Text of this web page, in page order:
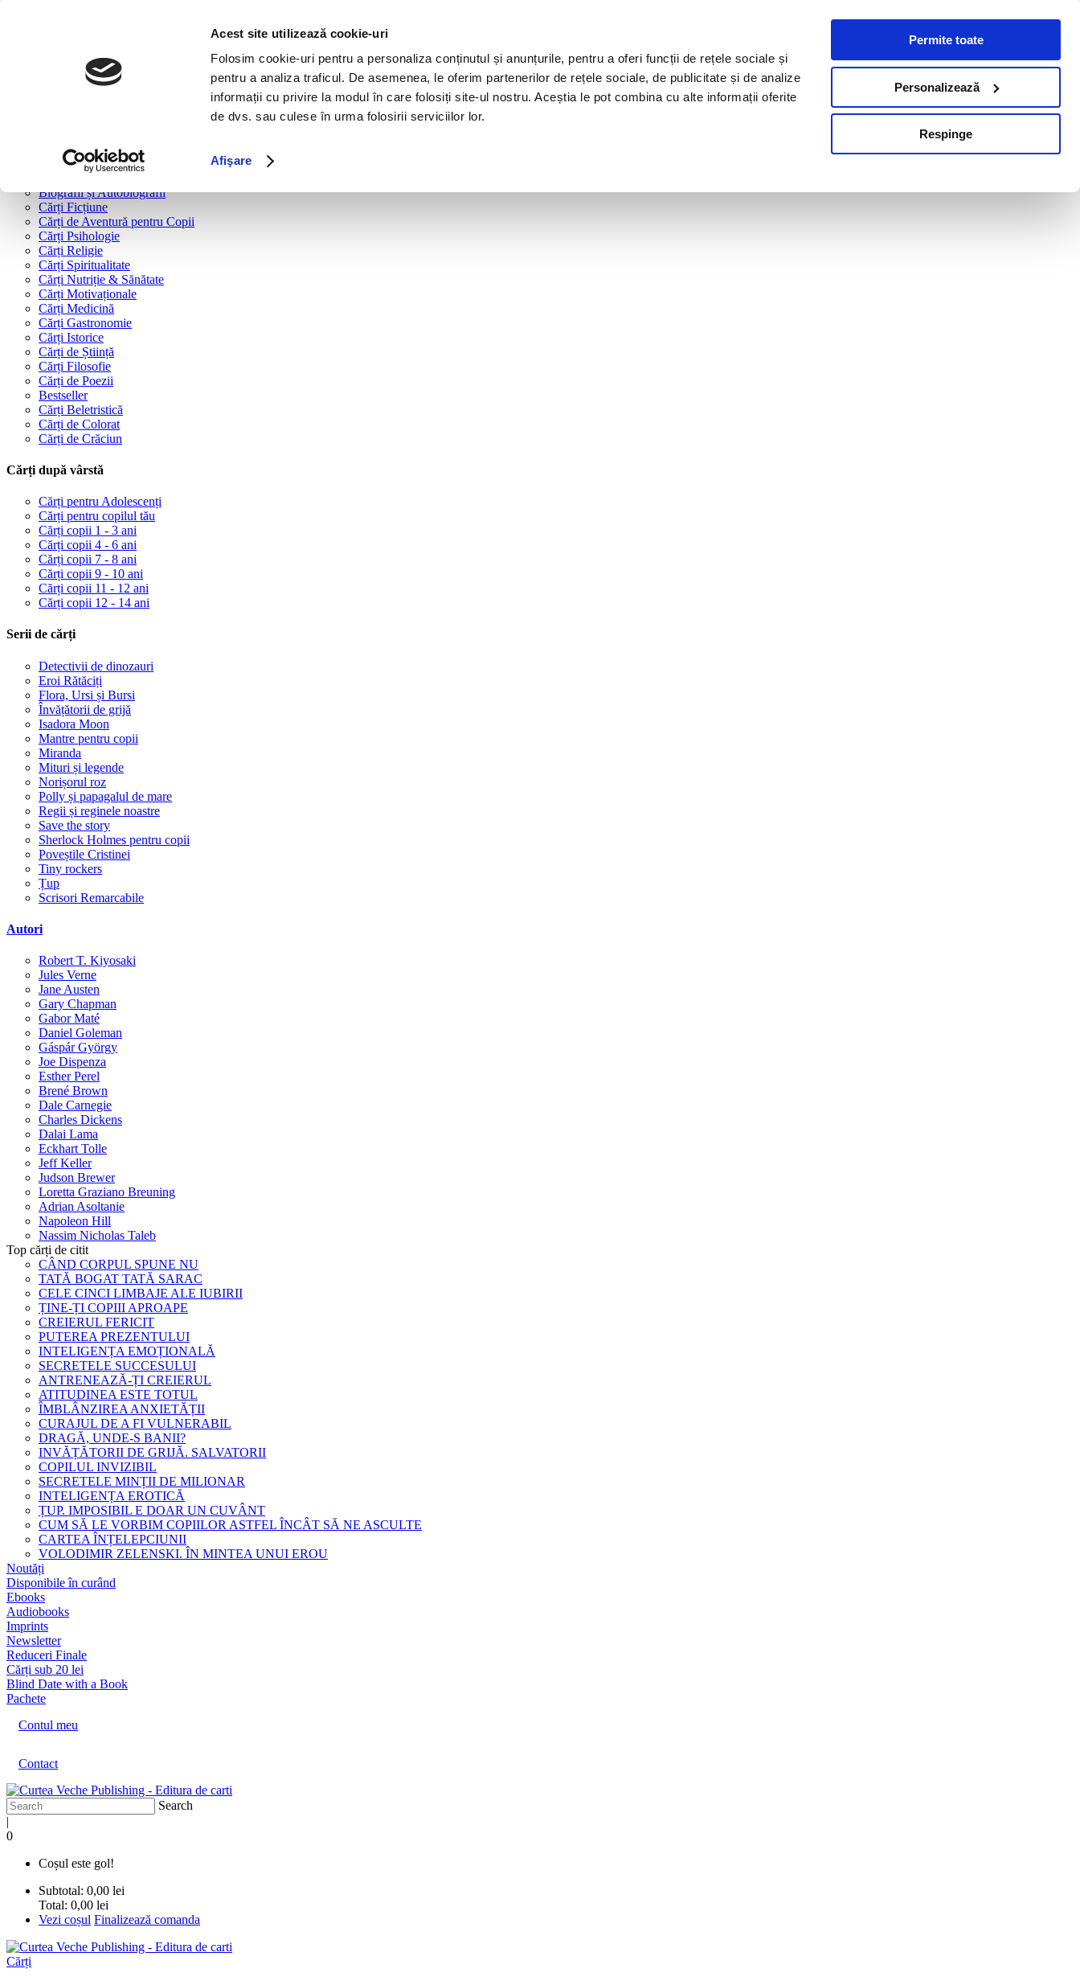
Acest site utilizează cookie-uri
Folosim cookie-uri pentru a personaliza conținutul și anunțurile, pentru a oferi funcții de rețele sociale și
pentru a analiza traficul. De asemenea, le oferim partenerilor de rețele sociale, de publicitate și de analize
informații cu privire la modul în care folosiți site-ul nostru. Aceștia le pot combina cu alte informații oferite
de dvs. sau culese în urma folosirii serviciilor lor.
Afişare
Permite toate
Personalizează
Respinge
Cărți după tipologie
Cărți Dezvoltare Personală
Cărți Familie & Cuplu
Biografii și Autobiografii
Cărți Ficțiune
Cărți de Aventură pentru Copii
Cărți Psihologie
Cărți Religie
Cărți Spiritualitate
Cărți Nutriție & Sănătate
Cărți Motivaționale
Cărți Medicină
Cărți Gastronomie
Cărți Istorice
Cărți de Știință
Cărți Filosofie
Cărți de Poezii
Bestseller
Cărți Beletristică
Cărți de Colorat
Cărți de Crăciun
Cărți după vârstă
Cărți pentru Adolescenți
Cărți pentru copilul tău
Cărți copii 1 - 3 ani
Cărți copii 4 - 6 ani
Cărți copii 7 - 8 ani
Cărți copii 9 - 10 ani
Cărți copii 11 - 12 ani
Cărți copii 12 - 14 ani
Serii de cărți
Detectivii de dinozauri
Eroi Rătăciți
Flora, Ursi și Bursi
Învățătorii de grijă
Isadora Moon
Mantre pentru copii
Miranda
Mituri și legende
Norișorul roz
Polly și papagalul de mare
Regii și reginele noastre
Save the story
Sherlock Holmes pentru copii
Poveștile Cristinei
Tiny rockers
Țup
Scrisori Remarcabile
Autori
Robert T. Kiyosaki
Jules Verne
Jane Austen
Gary Chapman
Gabor Maté
Daniel Goleman
Gáspár György
Joe Dispenza
Esther Perel
Brené Brown
Dale Carnegie
Charles Dickens
Dalai Lama
Eckhart Tolle
Jeff Keller
Judson Brewer
Loretta Graziano Breuning
Adrian Asoltanie
Napoleon Hill
Nassim Nicholas Taleb
Top cărți de citit
CÂND CORPUL SPUNE NU
TATĂ BOGAT TATĂ SARAC
CELE CINCI LIMBAJE ALE IUBIRII
ȚINE-ȚI COPIII APROAPE
CREIERUL FERICIT
PUTEREA PREZENTULUI
INTELIGENȚA EMOȚIONALĂ
SECRETELE SUCCESULUI
ANTRENEAZĂ-ȚI CREIERUL
ATITUDINEA ESTE TOTUL
ÎMBLÂNZIREA ANXIETĂȚII
CURAJUL DE A FI VULNERABIL
DRAGĂ, UNDE-S BANII?
INVĂȚĂTORII DE GRIJĂ. SALVATORII
COPILUL INVIZIBIL
SECRETELE MINȚII DE MILIONAR
INTELIGENȚA EROTICĂ
ȚUP. IMPOSIBIL E DOAR UN CUVÂNT
CUM SĂ LE VORBIM COPIILOR ASTFEL ÎNCÂT SĂ NE ASCULTE
CARTEA ÎNȚELEPCIUNII
VOLODIMIR ZELENSKI. ÎN MINTEA UNUI EROU
Noutăți
Disponibile în curând
Ebooks
Audiobooks
Imprints
Newsletter
Reduceri Finale
Cărți sub 20 lei
Blind Date with a Book
Pachete
Contul meu
Contact
Search
|
0
Coșul este gol!
Subtotal: 0,00 lei
Total: 0,00 lei
Vezi coșul Finalizează comanda
Cărți